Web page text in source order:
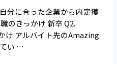
分に合った企業から内定獲
のきっかけ 新卒 Q2.
け アルバイト先のAmazing
い …